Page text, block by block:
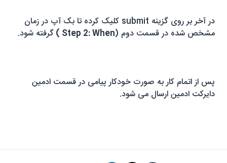
در آخر بر روی گزینه submit کلیک کرده تا بک آپ در زمان
مشخص شده در قسمت دوم (Step 2: When
)گرفته شود.
پس از اتمام کار به صورت خودکار پیامی در قسمت ادمین
دایرکت ادمین ارسال می شود.